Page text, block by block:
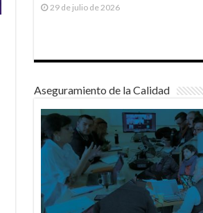
29 de julio de 2026
Aseguramiento de la Calidad